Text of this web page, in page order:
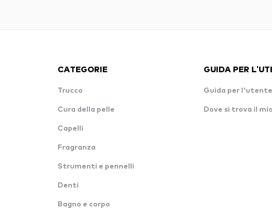
CATEGORIE
Trucco
Cura della pelle
Capelli
Fragranza
Strumenti e pennelli
Denti
Bagno e corpo
GUIDA PER
Guida per l'utente
Dove si trova il